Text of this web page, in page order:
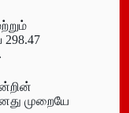
முறையே